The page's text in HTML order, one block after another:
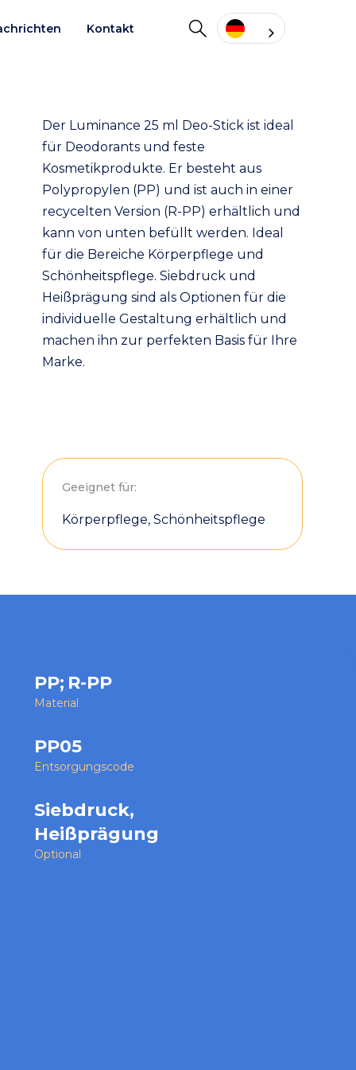
Kontakt
Der Luminance 25 ml Deo-Stick ist ideal
für Deodorants und feste
Kosmetikprodukte. Er besteht aus
Polypropylen (PP) und ist auch in einer
recycelten Version (R-PP) erhältlich und
kann von unten befüllt werden. Ideal
für die Bereiche Körperpflege und
Schönheitspflege. Siebdruck und
Heißprägung sind als Optionen für die
individuelle Gestaltung erhältlich und
machen ihn zur perfekten Basis für Ihre
Marke.
Geeignet für:
Körperpflege, Schönheitspflege
PP; R-PP
Material
PP05
Entsorgungscode
Siebdruck,
Heißprägung
Optional